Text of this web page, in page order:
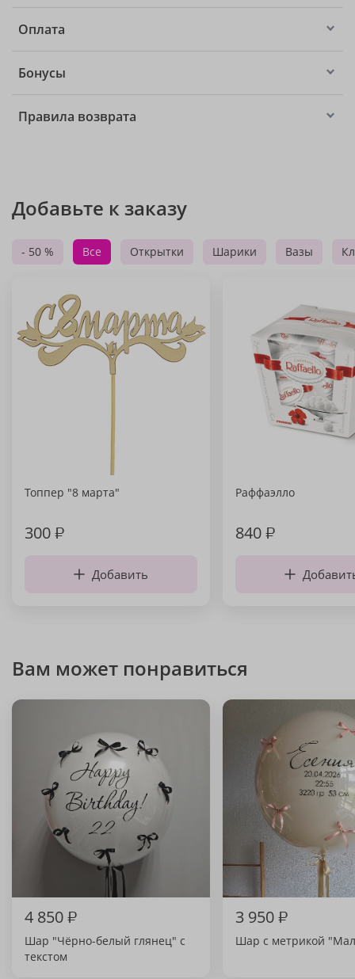
Оплата
Бонусы
Правила возврата
Добавьте к заказу
- 50 % Все Открытки Шарики Вазы
Топпер "8 марта"
300₽
Добавить
Раффаэлло
840₽
Вам может понравиться
4 850₽
Шар "Чёрно-белый глянец" с
текстом
3 950₽
Шар с метрикой